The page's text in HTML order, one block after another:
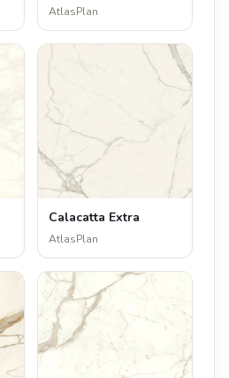
AtlasPlan
Calacatta Extra
AtlasPlan